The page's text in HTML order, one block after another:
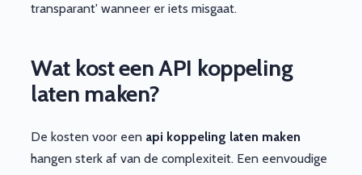
transparant' wanneer er iets misgaat.
Wat kost een API koppeling
laten maken?
De kosten voor een api koppeling laten maken
hangen sterk af van de complexiteit. Een eenvoudige